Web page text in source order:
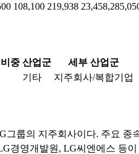
108,100 219,938
중 산업군
세부 산업군
기타 지주회사/복합기업
그룹의 지주회사이다. 주요 종
경영개발원, LG씨엔에스 등이